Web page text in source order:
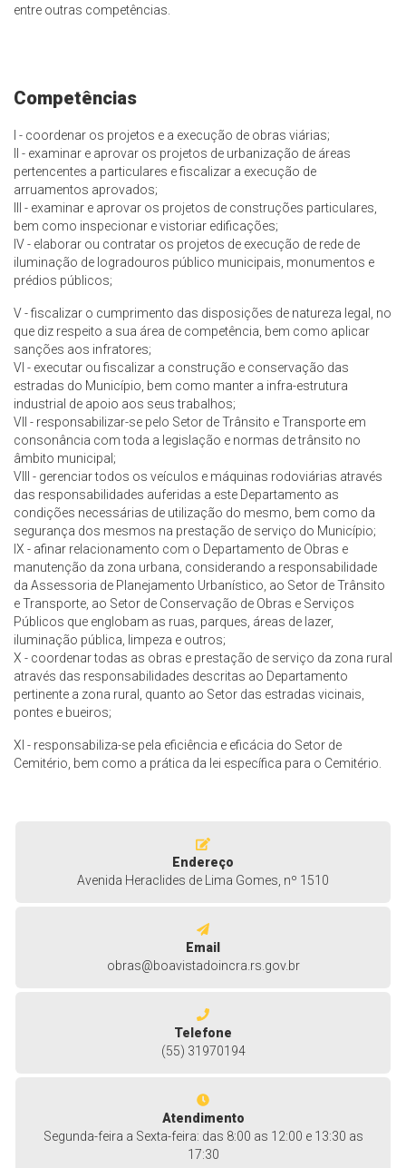
entre outras competências.
Competências
I - coordenar os projetos e a execução de obras viárias;
II - examinar e aprovar os projetos de urbanização de áreas
pertencentes a particulares e fiscalizar a execução de
arruamentos aprovados;
III - examinar e aprovar os projetos de construções particulares,
bem como inspecionar e vistoriar edificações;
IV - elaborar ou contratar os projetos de execução de rede de
iluminação de logradouros público municipais, monumentos e
prédios públicos;
V - fiscalizar o cumprimento das disposições de natureza legal, no
que diz respeito a sua área de competência, bem como aplicar
sanções aos infratores;
VI - executar ou fiscalizar a construção e conservação das
estradas do Município, bem como manter a infra-estrutura
industrial de apoio aos seus trabalhos;
VII - responsabilizar-se pelo Setor de Trânsito e Transporte em
consonância com toda a legislação e normas de trânsito no
âmbito municipal;
VIII - gerenciar todos os veículos e máquinas rodoviárias através
das responsabilidades auferidas a este Departamento as
condições necessárias de utilização do mesmo, bem como da
segurança dos mesmos na prestação de serviço do Município;
IX - afinar relacionamento com o Departamento de Obras e
manutenção da zona urbana, considerando a responsabilidade
da Assessoria de Planejamento Urbanístico, ao Setor de Trânsito
e Transporte, ao Setor de Conservação de Obras e Serviços
Públicos que englobam as ruas, parques, áreas de lazer,
iluminação pública, limpeza e outros;
X - coordenar todas as obras e prestação de serviço da zona rural
através das responsabilidades descritas ao Departamento
pertinente a zona rural, quanto ao Setor das estradas vicinais,
pontes e bueiros;
XI - responsabiliza-se pela eficiência e eficácia do Setor de
Cemitério, bem como a prática da lei específica para o Cemitério.
Endereço
Avenida Heraclides de Lima Gomes, nº 1510
Email
obras@boavistadoincra.rs.gov.br
Telefone
(55) 31970194
Atendimento
Segunda-feira a Sexta-feira: das 8:00 as 12:00 e 13:30 as
17:30